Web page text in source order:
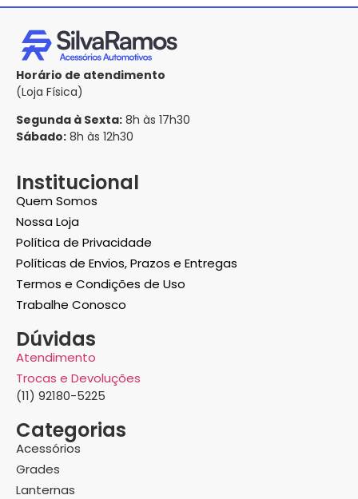
Horário de atendimento
(Loja Física)
Segunda à Sexta: 8h às 17h30
Sábado: 8h às 12h30
Institucional
Quem Somos
Nossa Loja
Política de Privacidade
Políticas de Envios, Prazos e Entregas
Termos e Condições de Uso
Trabalhe Conosco
Dúvidas
Atendimento
Trocas e Devoluções
(11) 92180-5225
Categorias
Acessórios
Grades
Lanternas